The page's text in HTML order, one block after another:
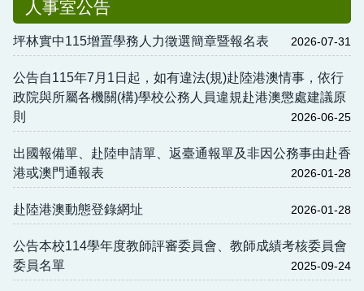
人事室公告
坪林實中115增置學務人力徵選簡章暨報名表 2026-07-31
公告自115年7月1日起，如有違法(規)赴陸港澳情事，依行
政院與所屬各機關(構)學校公務人員違規赴港澳懲處建議原
則
2026-06-25
出國報備單、赴陸申請單、返臺通報單及非因公務事由赴香
港或澳門通報表
2026-01-28
赴陸港澳動態登錄網址 2026-01-28
公告本校114學年度教師評審委員會、教師成績考核委員會
委員名單
2025-09-24